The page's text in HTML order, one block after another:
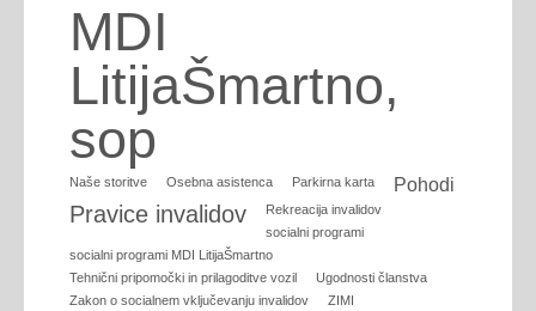
MDI
LitijaŠmartno,
sop
Naše storitve Osebna asistenca Parkirna karta Pohodi
Pravice invalidov
Rekreacija invalidov
socialni programi
socialni programi MDI LitijaŠmartno
Tehnični pripomočki in prilagoditve vozil
Ugodnosti članstva
Zakon o socialnem vključevanju invalidov
ZIMI